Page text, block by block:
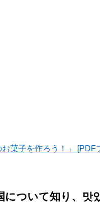
お菓子を作ろう！」 [PDF
ついて知り、맛